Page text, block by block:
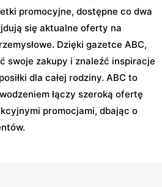
promocyjne, dostępne co dwa
się aktualne oferty na
Dzięki gazetce ABC,
swoje zakupy i znaleźć inspiracje
dla całej rodziny. ABC to
łączy szeroką ofertę
promocjami, dbając o